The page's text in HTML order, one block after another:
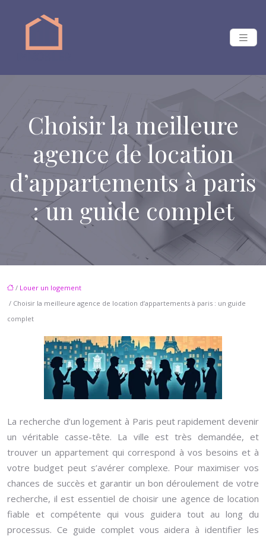
Choisir la meilleure
agence de location
d’appartements à paris
: un guide complet
/ Louer un logement
/ Choisir la meilleure agence de location d’appartements à paris : un guide
complet
La recherche d’un logement à Paris peut rapidement devenir
un véritable casse-tête. La ville est très demandée, et
trouver un appartement qui correspond à vos besoins et à
votre budget peut s’avérer complexe. Pour maximiser vos
chances de succès et garantir un bon déroulement de votre
recherche, il est essentiel de choisir une agence de location
fiable et compétente qui vous guidera tout au long du
processus. Ce guide complet vous aidera à identifier les